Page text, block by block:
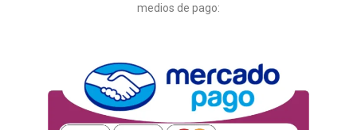
medios de pago: